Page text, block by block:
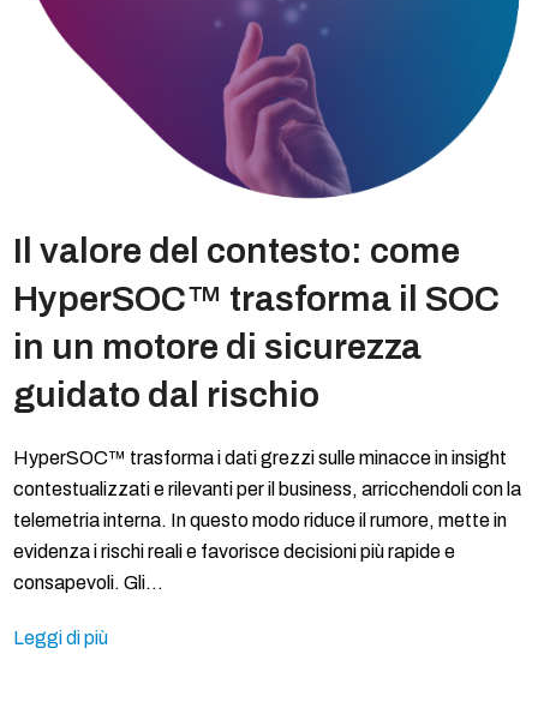
Il valore del contesto: come
HyperSOC™ trasforma il SOC
in un motore di sicurezza
guidato dal rischio
HyperSOC™ trasforma i dati grezzi sulle minacce in insight
contestualizzati e rilevanti per il business, arricchendoli con la
telemetria interna. In questo modo riduce il rumore, mette in
evidenza i rischi reali e favorisce decisioni più rapide e
consapevoli. Gli…
Leggi di più